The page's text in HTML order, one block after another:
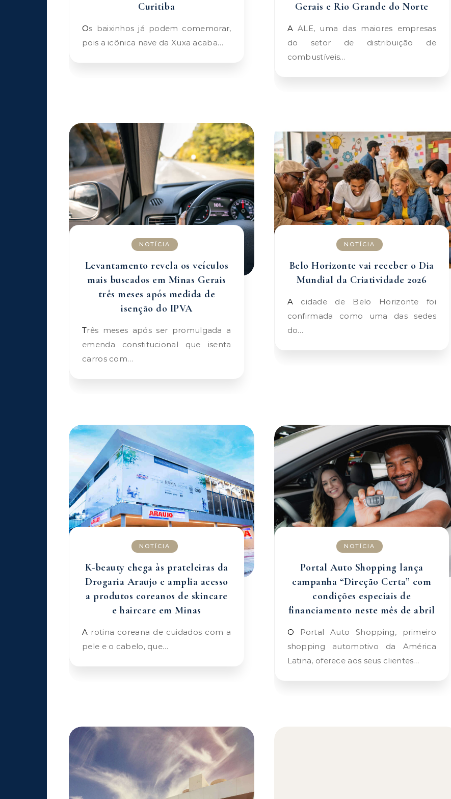
Curitiba
Os baixinhos já podem comemorar,
pois a icônica nave da Xuxa acaba…
Gerais e Rio Grande do Norte
A ALE, uma das maiores empresas
do setor de distribuição de
combustíveis…
NOTÍCIA
Levantamento revela os veículos
mais buscados em Minas Gerais
três meses após medida de
isenção do IPVA
Três meses após ser promulgada a
emenda constitucional que isenta
carros com…
NOTÍCIA
Belo Horizonte vai receber o Dia
Mundial da Criatividade 2026
A cidade de Belo Horizonte foi
confirmada como uma das sedes
do…
NOTÍCIA
K-beauty chega às prateleiras da
Drogaria Araujo e amplia acesso
a produtos coreanos de skincare
e haircare em Minas
A rotina coreana de cuidados com a
pele e o cabelo, que…
NOTÍCIA
Portal Auto Shopping lança
campanha “Direção Certa” com
condições especiais de
financiamento neste mês de abril
O Portal Auto Shopping, primeiro
shopping automotivo da América
Latina, oferece aos seus clientes…